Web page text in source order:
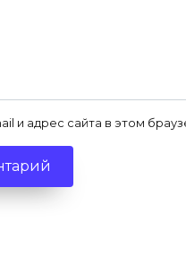
и адрес сайта в этом